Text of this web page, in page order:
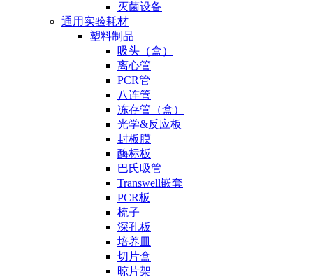
灭菌设备
通用实验耗材
塑料制品
吸头（盒）
离心管
PCR管
八连管
冻存管（盒）
光学&反应板
封板膜
酶标板
巴氏吸管
Transwell嵌套
PCR板
梳子
深孔板
培养皿
切片盒
晾片架